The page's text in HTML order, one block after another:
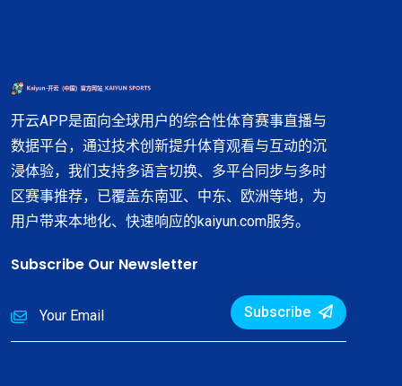
开云APP是面向全球用户的综合性体育赛事直播与
数据平台，通过技术创新提升体育观看与互动的沉
浸体验，我们支持多语言切换、多平台同步与多时
区赛事推荐，已覆盖东南亚、中东、欧洲等地，为
用户带来本地化、快速响应的kaiyun.com服务。
Subscribe Our Newsletter
Subscribe